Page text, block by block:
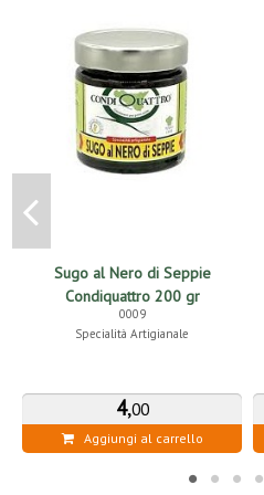
Sugo al Nero di Seppie
Condiquattro 200 gr
0009
Specialità Artigianale
4,00
Aggiungi al carrello